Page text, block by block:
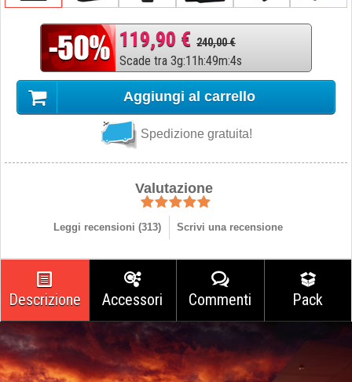
119,90 € 240,00 €
Scade tra 3g:11h:49m:3s
Aggiungi al carrello
Spedizione gratuita!
Valutazione
Leggi recensioni (313) Scrivi una recensione
Descrizione Accessori Commenti Pack